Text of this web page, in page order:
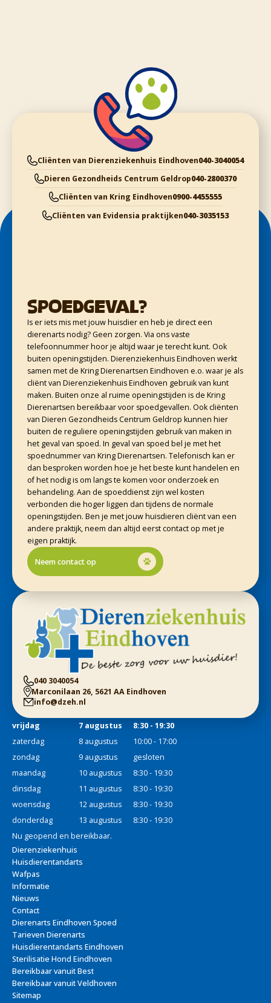
Cliënten van Dierenziekenhuis Eindhoven040-3040054
Dieren Gezondheids Centrum Geldrop040-2800370
Cliënten van Kring Eindhoven0900-4455555
Cliënten van Evidensia praktijken040-3035153
Spoedgeval?
Is er iets mis met jouw huisdier en heb je direct een
dierenarts nodig? Geen zorgen. Via ons vaste
telefoonnummer hoor je altijd waar je terecht kunt. Ook
buiten openingstijden. Dierenziekenhuis Eindhoven werkt
samen met de Kring Dierenartsen Eindhoven e.o. waar je als
cliënt van Dierenziekenhuis Eindhoven gebruik van kunt
maken. Buiten onze al ruime openingstijden is de Kring
Dierenartsen bereikbaar voor spoedgevallen. Ook cliënten
van Dieren Gezondheids Centrum Geldrop kunnen hier
buiten de reguliere openingstijden gebruik van maken in
het geval van spoed. In geval van spoed bel je met het
spoednummer van Kring Dierenartsen. Telefonisch kan er
dan besproken worden hoe je het beste kunt handelen en
of het nodig is om langs te komen voor onderzoek en
behandeling. Aan de spoeddienst zijn wel kosten
verbonden die hoger liggen dan tijdens de normale
openingstijden. Ben je met jouw huisdieren cliënt van een
andere praktijk, neem dan altijd eerst contact op met je
eigen praktijk.
Neem contact op
040 3040054
Marconilaan 26, 5621 AA Eindhoven
info@dzeh.nl
vrijdag 7 augustus
8:30 - 19:30
zaterdag
8 augustus
10:00 - 17:00
zondag
9 augustus
gesloten
maandag
10 augustus
8:30 - 19:30
dinsdag
11 augustus
8:30 - 19:30
woensdag
12 augustus
8:30 - 19:30
donderdag
13 augustus
8:30 - 19:30
Nu geopend en bereikbaar.
Dierenziekenhuis
Huisdierentandarts
Wafpas
Informatie
Nieuws
Contact
Dierenarts Eindhoven Spoed
Tarieven Dierenarts
Huisdierentandarts Eindhoven
Sterilisatie Hond Eindhoven
Bereikbaar vanuit Best
Bereikbaar vanuit Veldhoven
Sitemap